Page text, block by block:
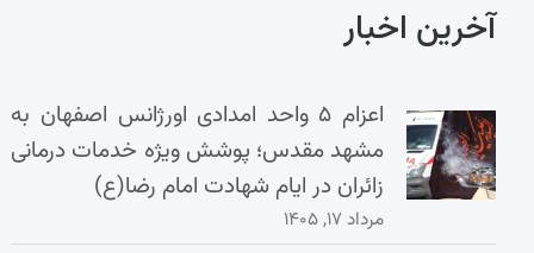
آخرین اخبار
اعزام ۵ واحد امدادی اورژانس اصفهان به
مشهد مقدس؛ پوشش ویژه خدمات درمانی
زائران در ایام شهادت امام رضا(ع)
مرداد ۱۷, ۱۴۰۵